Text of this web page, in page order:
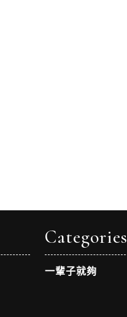
Categories
一輩子就夠